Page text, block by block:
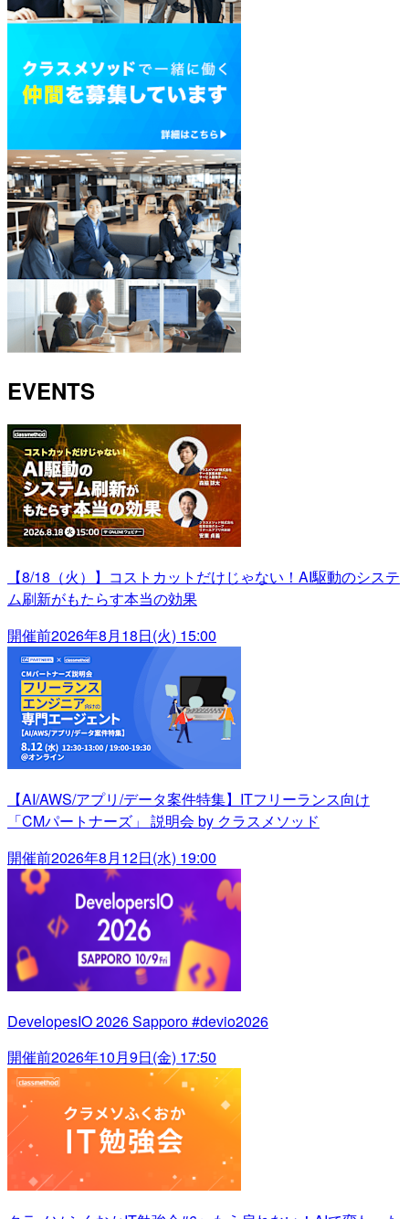
EVENTS
【8/18（火）】コストカットだけじゃない！AI駆動のシステ
ム刷新がもたらす本当の効果
開催前2026年8月18日(火) 15:00
【AI/AWS/アプリ/データ案件特集】ITフリーランス向け
「CMパートナーズ」 説明会 by クラスメソッド
開催前2026年8月12日(水) 19:00
DevelopesIO 2026 Sapporo #devio2026
開催前2026年10月9日(金) 17:50